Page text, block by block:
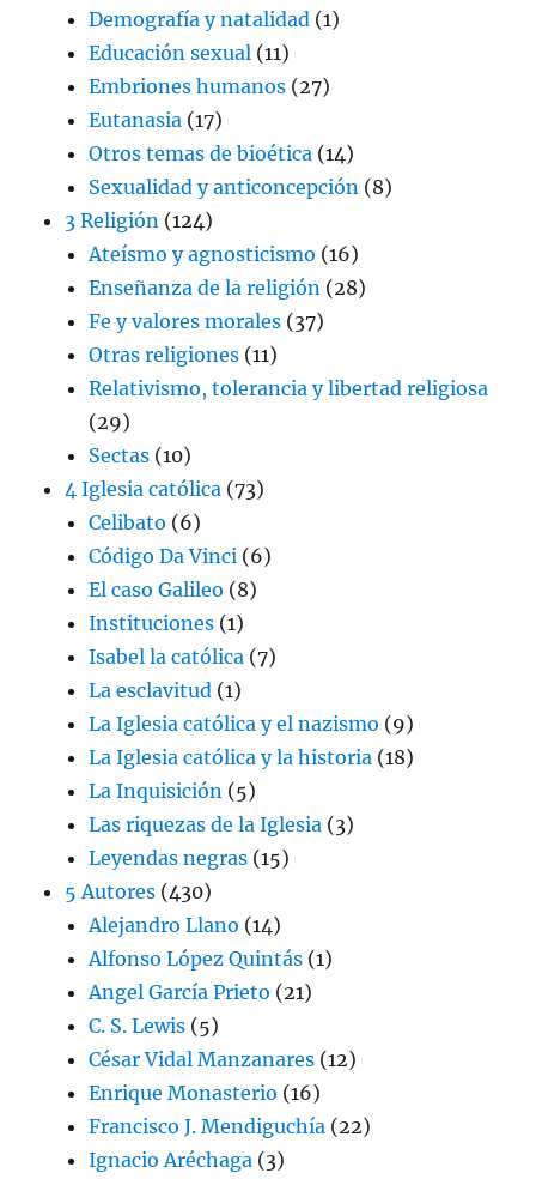
Demografía y natalidad (1)
Educación sexual (11)
Embriones humanos (27)
Eutanasia (17)
Otros temas de bioética (14)
Sexualidad y anticoncepción (8)
3 Religión (124)
Ateísmo y agnosticismo (16)
Enseñanza de la religión (28)
Fe y valores morales (37)
Otras religiones (11)
Relativismo, tolerancia y libertad religiosa
(29)
Sectas (10)
4 Iglesia católica (73)
Celibato (6)
Código Da Vinci (6)
El caso Galileo (8)
Instituciones (1)
Isabel la católica (7)
La esclavitud (1)
La Iglesia católica y el nazismo (9)
La Iglesia católica y la historia (18)
La Inquisición (5)
Las riquezas de la Iglesia (3)
Leyendas negras (15)
5 Autores (430)
Alejandro Llano (14)
Alfonso López Quintás (1)
Angel García Prieto (21)
C. S. Lewis (5)
César Vidal Manzanares (12)
Enrique Monasterio (16)
Francisco J. Mendiguchía (22)
Ignacio Aréchaga (3)